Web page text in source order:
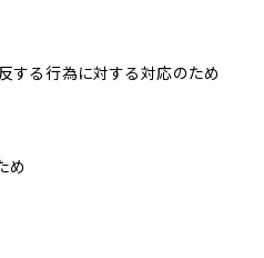
反する行為に対する対応のため
め